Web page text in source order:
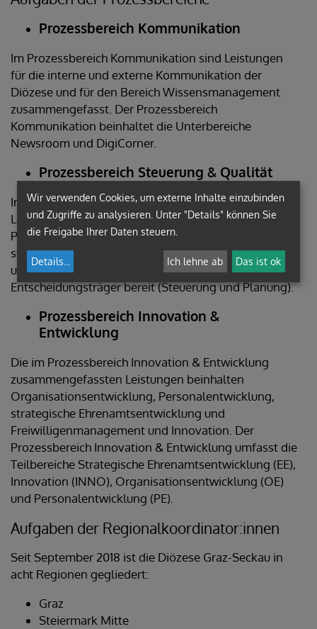
Prozessbereich Kommunikation
Im Prozessbereich Kommunikation sind Leistungen
für die interne und externe Kommunikation der
Diözese und für den Bereich Wissensmanagement
zusammengefasst. Der Prozessbereich
Kommunikation beinhaltet die Unterbereiche
Newsroom und DigiCorner.
Prozessbereich Steuerung & Qualität
Im Prozessbereich Steuerung & Qualität werden die
Leistungen des diözesanen Qualitäts-, Projekt- und
Prozessmanagements verantwortet. Darüber hinaus
stellt der Prozessbereich Entscheidungsgrundlagen
und Steuerungsinformationen für Gremien und
Entscheidungsträger bereit (Steuerung und Planung).
Prozessbereich Innovation &
Entwicklung
Die im Prozessbereich Innovation & Entwicklung
zusammengefassten Leistungen beinhalten
Organisationsentwicklung, Personalentwicklung,
strategische Ehrenamtsentwicklung und
Freiwilligenmanagement und Innovation. Der
Prozessbereich Innovation & Entwicklung umfasst die
Teilbereiche Strategische Ehrenamtsentwicklung (EE),
Innovation (INNO), Organisationsentwicklung (OE)
und Personalentwicklung (PE).
Aufgaben der Regionalkoordinator:innen
Seit September 2018 ist die Diözese Graz-Seckau in
acht Regionen gegliedert:
Graz
Steiermark Mitte
Wir verwenden Cookies, um externe Inhalte einzubinden
und Zugriffe zu analysieren. Unter "Details" können Sie
die Freigabe Ihrer Daten steuern.
Details Ich lehne ab Das ist ok